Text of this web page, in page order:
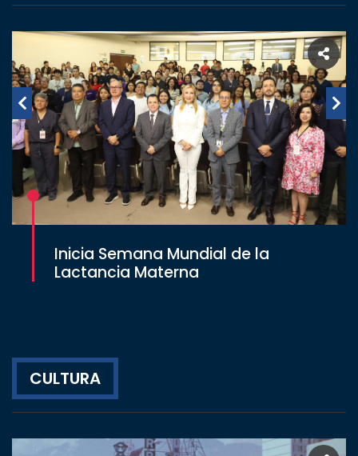
Universiada
Nacional
Inicia Semana Mundial de la
Lactancia Materna
CULTURA